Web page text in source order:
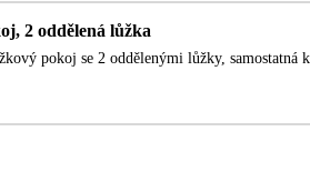
2 oddělená lůžka
pokoj se 2 oddělenými lůžky, samostatná